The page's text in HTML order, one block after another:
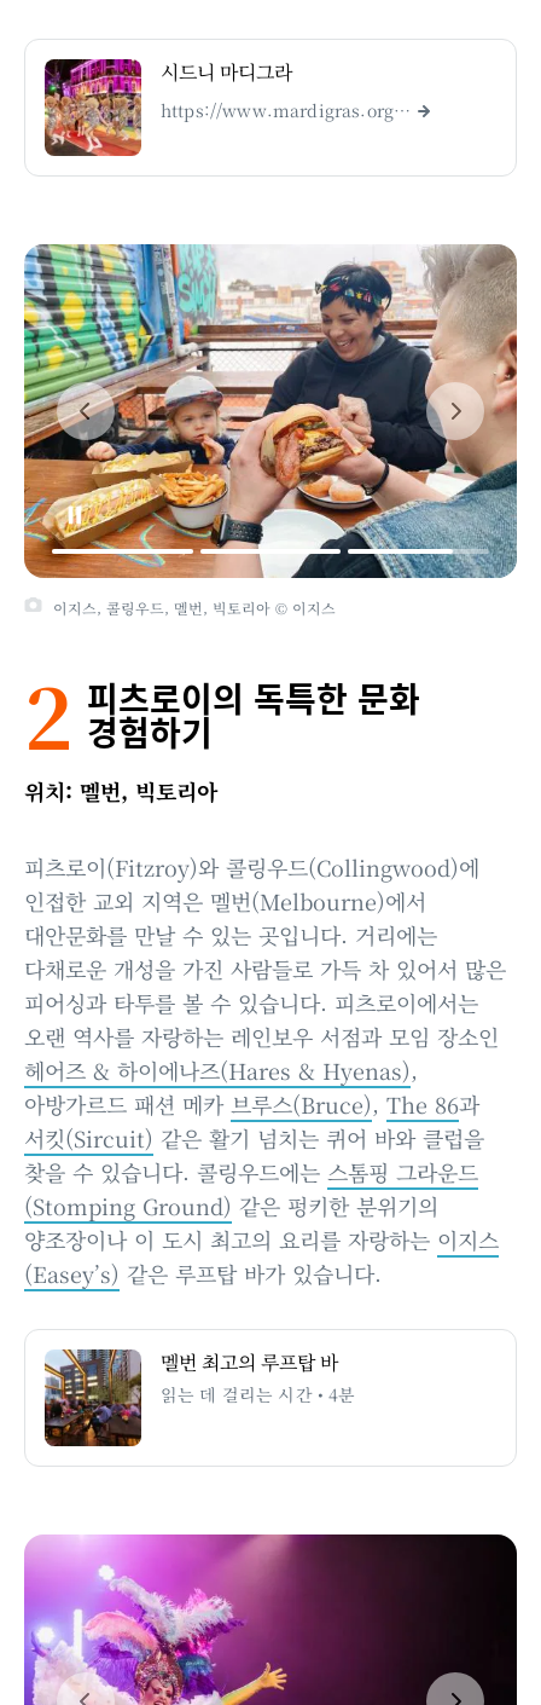
시드니 마디그라
https://www.mardigras.org.au/
이지스, 콜링우드, 멜번, 빅토리아 © 이지스
2 피츠로이의 독특한 문화
경험하기
위치: 멜번, 빅토리아
피츠로이(Fitzroy)와 콜링우드(Collingwood)에
인접한 교외 지역은 멜번(Melbourne)에서
대안문화를 만날 수 있는 곳입니다. 거리에는
다채로운 개성을 가진 사람들로 가득 차 있어서 많은
피어싱과 타투를 볼 수 있습니다. 피츠로이에서는
오랜 역사를 자랑하는 레인보우 서점과 모임 장소인
헤어즈 & 하이에나즈(Hares & Hyenas),
아방가르드 패션 메카브루스(Bruce), The 86과
서킷(Sircuit) 같은 활기 넘치는 퀴어 바와 클럽을
찾을 수 있습니다. 콜링우드에는 스톰핑 그라운드
(Stomping Ground) 같은 펑키한 분위기의
양조장이나 이 도시 최고의 요리를 자랑하는 이지스
(Easey’s) 같은 루프탑 바가 있습니다.
멜번 최고의 루프탑 바
읽는 데 걸리는 시간 • 4분